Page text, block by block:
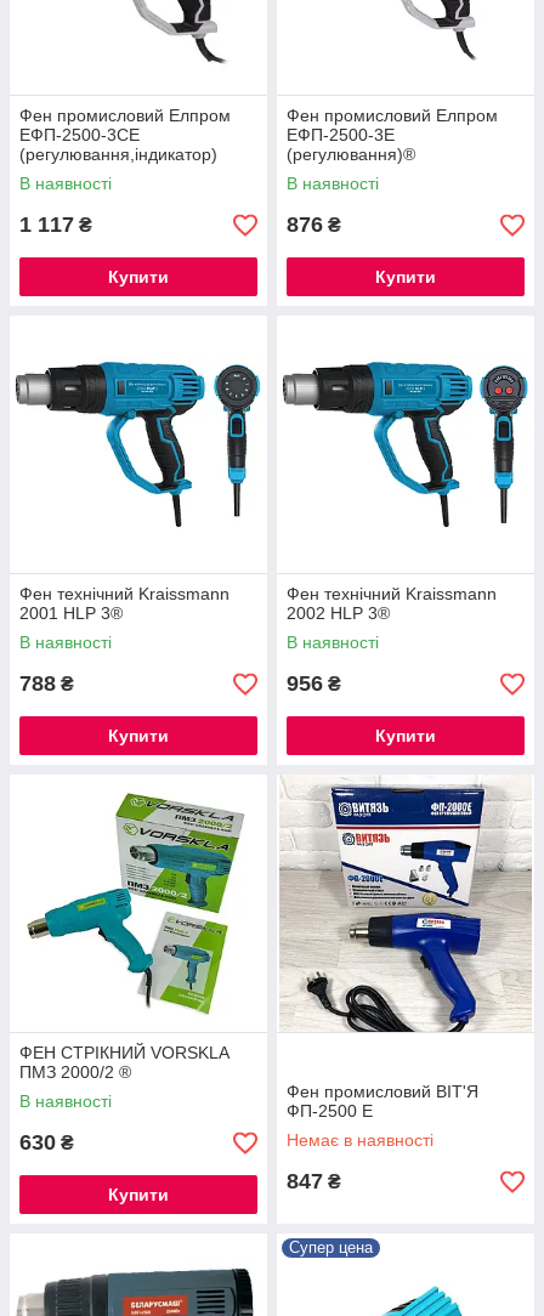
Фен промисловий Елпром
ЕФП-2500-3СЕ
(регулювання,індикатор)
В наявності
1 117 ₴
Купити
Фен промисловий Елпром
ЕФП-2500-3Е
(регулювання)®
В наявності
876 ₴
Купити
Фен технічний Kraissmann
2001 HLP 3®
В наявності
788 ₴
Купити
Фен технічний Kraissmann
2002 HLP 3®
В наявності
956 ₴
Купити
ФЕН СТРІКНИЙ VORSKLA
ПМЗ 2000/2 ®
В наявності
630 ₴
Купити
Фен промисловий ВІТ'Я
ФП-2500 Е
Немає в наявності
847 ₴
Супер цена